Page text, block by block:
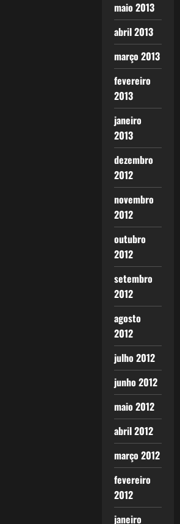
maio 2013
abril 2013
março 2013
fevereiro
2013
janeiro
2013
dezembro
2012
novembro
2012
outubro
2012
setembro
2012
agosto
2012
julho 2012
junho 2012
maio 2012
abril 2012
março 2012
fevereiro
2012
janeiro